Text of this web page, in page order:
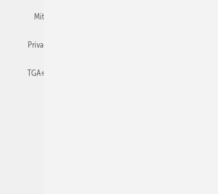
Mitgliedschaften und Engagement
Privacy Manager
TGA+E-WissensCheck